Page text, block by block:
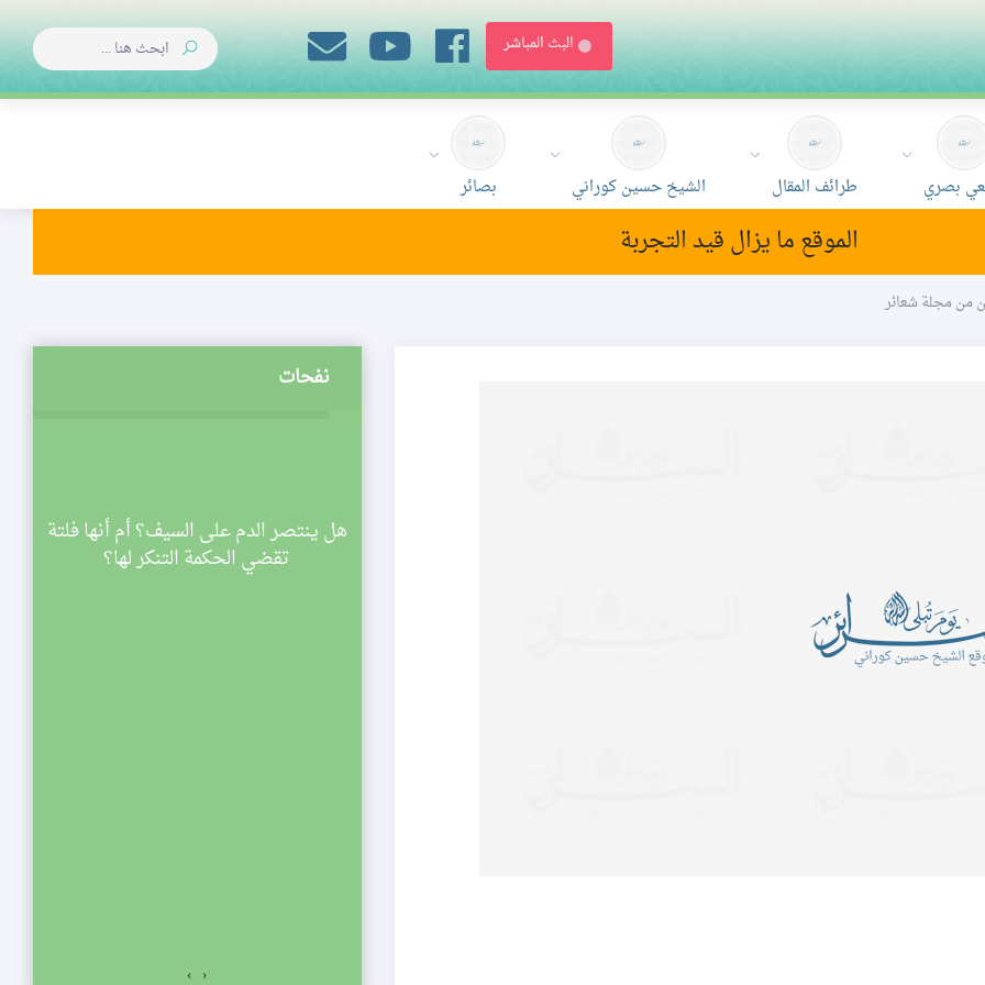
البث المباشر
بصري طرائف المقال الشيخ حسين كوراني بصائر
الموقع ما يزال قيد التجربة
من مجلة شعائر
نفحات
الرَّجبيـــــــــــــــــــــــــــــــــــــــــــــــــــــــــــــــــــــون؟
في شهر رجب قراءة سورة
التوحيد عشرة آلا مرة..
هل ينتصر الدم على السيف؟ أم أنها فلتة
تقضي الحكمة التنكر لها؟
‹
›